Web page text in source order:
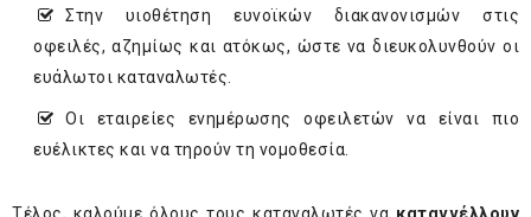
Στην υιοθέτηση ευνοϊκών διακανονισμών στις
οφειλές, αζημίως και ατόκως, ώστε να διευκολυνθούν οι
ευάλωτοι καταναλωτές.
Οι εταιρείες ενημέρωσης οφειλετών να είναι πιο
ευέλικτες και να τηρούν τη νομοθεσία.